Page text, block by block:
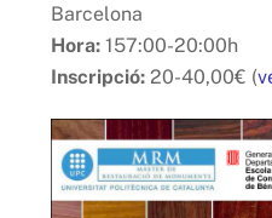
Barcelona
Hora: 157:00-20:00h
Inscripció:20-40,00€ (